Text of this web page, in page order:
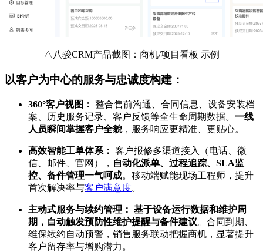
△八骏CRM产品截图：商机/项目看板 示例
以客户为中心的服务与忠诚度构建：
360°客户视图： 整合售前沟通、合同信息、设备安装档
案、历史服务记录、客户反馈等全生命周期数据。 一线
人员瞬间掌握客户全貌，服务响应更精准、更贴心。
高效智能工单体系： 客户报修多渠道接入（电话、微
信、邮件、官网）， 自动化派单、过程追踪、SLA监
控、备件管理一气呵成。移动端赋能现场工程师，提升
首次解决率与客户满意度。
主动式服务与续约管理： 基于设备运行数据和维护周
期，自动触发预防性维护提醒与备件建议。合同到期、
维保续约自动预警，销售服务联动把握商机，显著提升
客户留存率与增购潜力。